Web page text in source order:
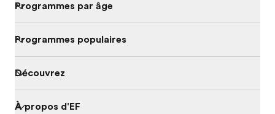
Programmes par âge
Programmes populaires
Découvrez
À propos d'EF